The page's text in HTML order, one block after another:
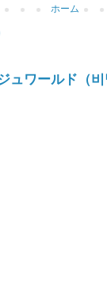
ホーム
ュワールド（